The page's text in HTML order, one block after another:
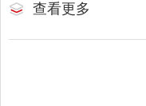
查看更多